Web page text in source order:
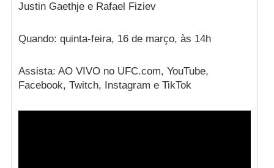
Justin Gaethje e Rafael Fiziev
Quando: quinta-feira, 16 de março, às 14h
Assista: AO VIVO no UFC.com, YouTube,
Facebook, Twitch, Instagram e TikTok